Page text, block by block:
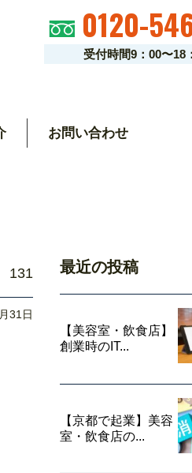
0120-
受付時間9：00〜18
お問い合わせ
131
31日
最近の投稿
【美容室・飲食店】
創業時のIT...
【京都で起業】美容
室・飲食店の...